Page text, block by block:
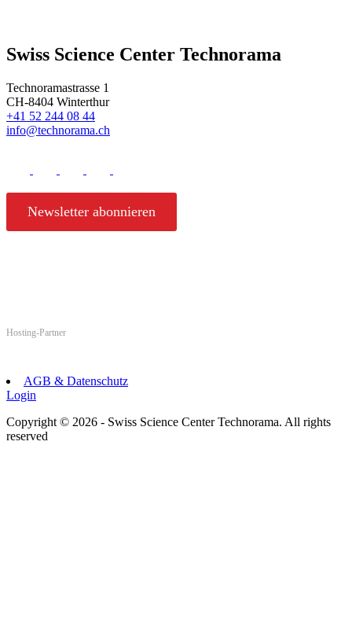
Swiss Science Center Technorama
Technoramastrasse 1
CH-8404 Winterthur
+41 52 244 08 44
info@technorama.ch
Newsletter abonnieren
Hosting-Partner
AGB & Datenschutz
Login
Copyright © 2026 - Swiss Science Center Technorama. All rights
reserved